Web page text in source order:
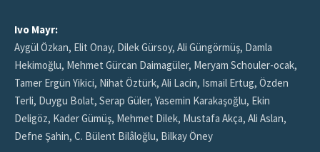
Ivo Mayr:
Aygül Özkan, Elit Onay, Dilek Gürsoy, Ali Güngörmüş, Damla
Hekimoğlu, Mehmet Gürcan Daimagüler, Meryam Schouler-ocak,
Tamer Ergün Yikici, Nihat Öztürk, Ali Lacin, Ismail Ertug, Özden
Terli, Duygu Bolat, Serap Güler, Yasemin Karakaşoğlu, Ekin
Deligöz, Kader Gümüş, Mehmet Dilek, Mustafa Akça, Ali Aslan,
Defne Şahin, C. Bülent Bilâloğlu, Bilkay Öney